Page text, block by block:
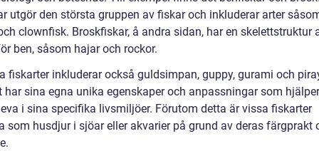
utgör den största gruppen av fiskar och inkluderar arter
clownfisk. Broskfiskar, å andra sidan, har en skelettstruktur
ben, såsom hajar och rockor.
fiskarter inkluderar också guldsimpan, guppy, gurami och
har sina egna unika egenskaper och anpassningar som
i sina specifika livsmiljöer. Förutom detta är vissa fiskarter
som husdjur i sjöar eller akvarier på grund av deras färgprakt